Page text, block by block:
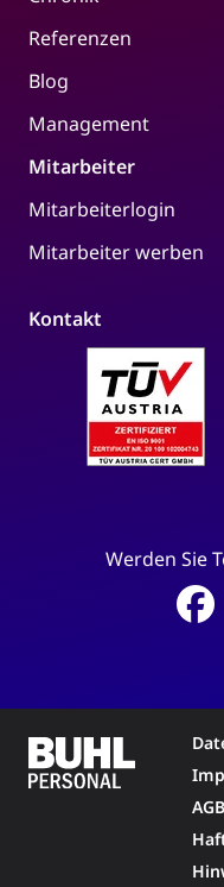
Referenzen
Blog
Management
Mitarbeiter
Mitarbeiterlogin
Mitarbeiter werben
Kontakt
Werden Sie